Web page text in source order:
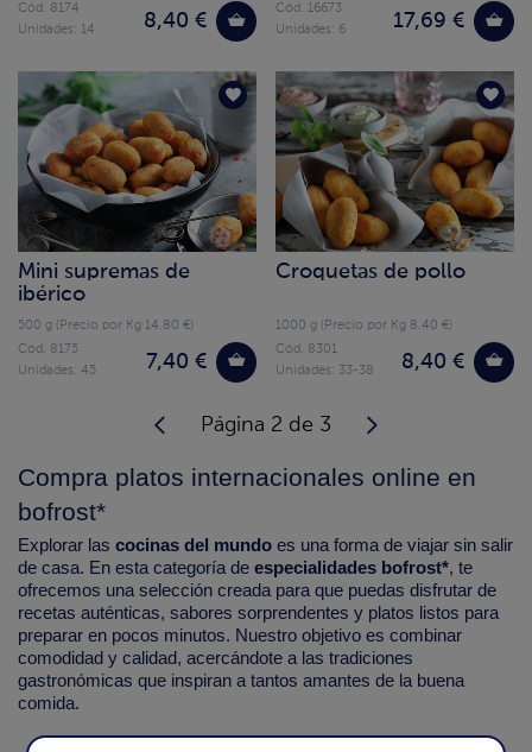
8,40 €
Cód. 8174
Unidades: 14
17,69 €
Cód. 16673
Unidades: 6
Mini supremas de
ibérico
500 g (Precio por Kg 14.80 €)
7,40 €
Cód. 8175
Unidades: 45
Croquetas de pollo
1000 g (Precio por Kg 8.40 €)
8,40 €
Cód. 8301
Unidades: 33-38
Página 2 de 3
Compra platos internacionales online en
bofrost*
Explorar las cocinas del mundo es una forma de viajar sin salir
de casa. En esta categoría de especialidades bofrost*, te
ofrecemos una selección creada para que puedas disfrutar de
recetas auténticas, sabores sorprendentes y platos listos para
preparar en pocos minutos. Nuestro objetivo es combinar
comodidad y calidad, acercándote a las tradiciones
gastronómicas que inspiran a tantos amantes de la buena
comida.